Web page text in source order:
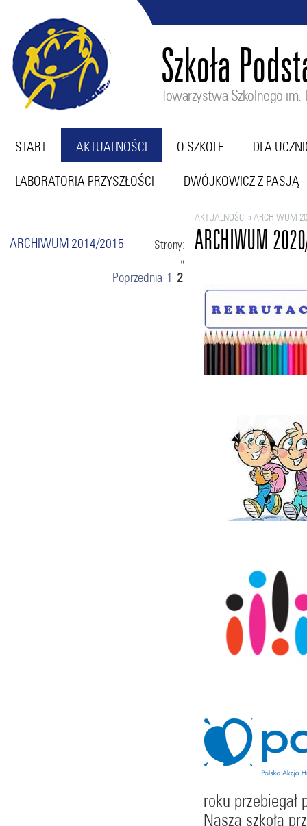
Szkoła
Towarzystwa Szkolnego im.
START AKTUALNOŚCI O SZKOLE DLA
LABORATORIA PRZYSZŁOŚCI DWÓJKOWICZ Z PASJĄ
ARCHIWUM 2014/2015 Strony:
«
Poprzednia 1 2
ARCHIWUM
AKTUALNOŚCI »ARCHIWUM
roku przebiegał
Nasza szkoła